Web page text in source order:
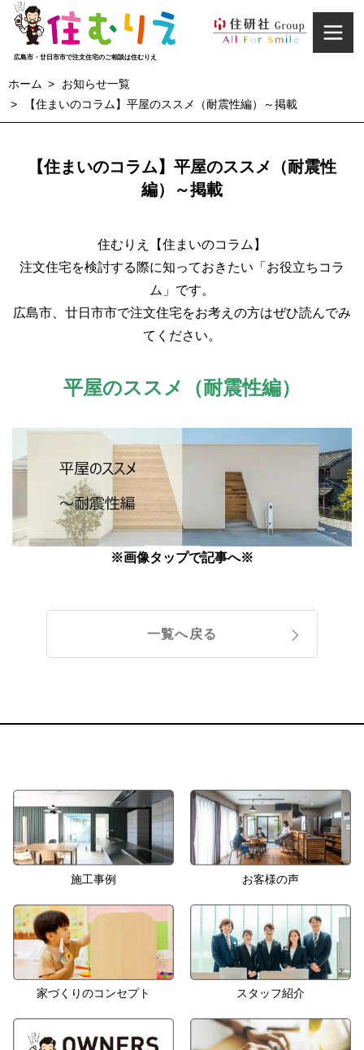
広島市・廿日市市で注文住宅のご相談は住むりえ
家づくり
施工実例
イベント情報
EVENT INFORMATION
お客様の声
スタッフ紹介
オーナーズクララブ
住まいのコラム
ホーム
お知らせ一覧
【住まいのコラム】平屋のススメ（耐震性編）～掲載
【住まいのコラム】平屋のススメ（耐震性
編）～掲載
住むりえ【住まいのコラム】
注文住宅を検討する際に知っておきたい「お役立ちコラ
ム」です。
広島市、廿日市市で注文住宅をお考えの方はぜひ読んでみ
てください。
平屋のススメ（耐震性編）
※画像タップで記事へ※
一覧へ戻る
施工事例 お客様の声
家づくりのコンセプト スタッフ紹介